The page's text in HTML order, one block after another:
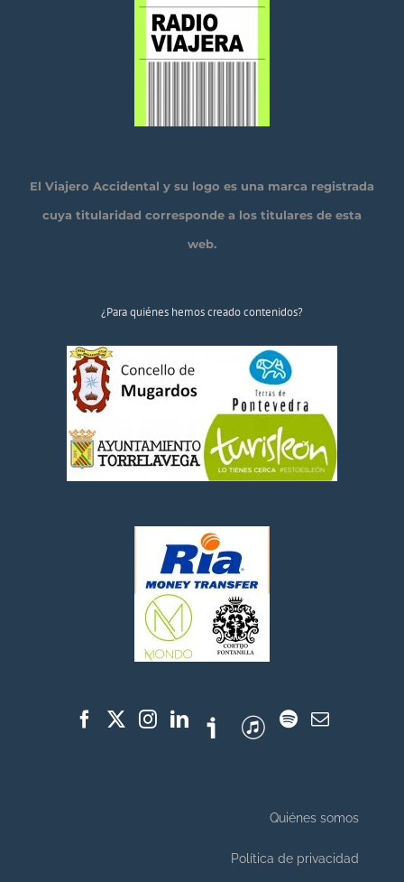
El Viajero Accidental y su logo es una marca registrada
cuya titularidad corresponde a los titulares de esta
web.
¿Para quiénes hemos creado contenidos?
Quiénes somos
Política de privacidad